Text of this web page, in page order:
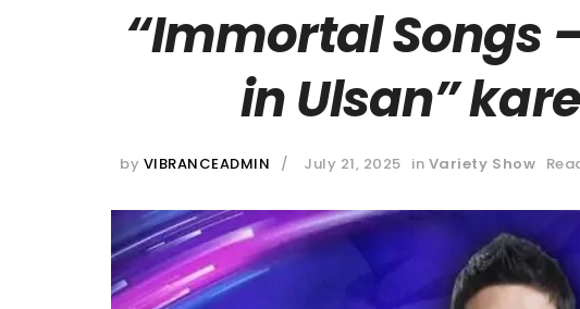
“Immortal Songs
in Ulsan”
by VIBRANCEADMIN July 21, 2025 in Variety Show